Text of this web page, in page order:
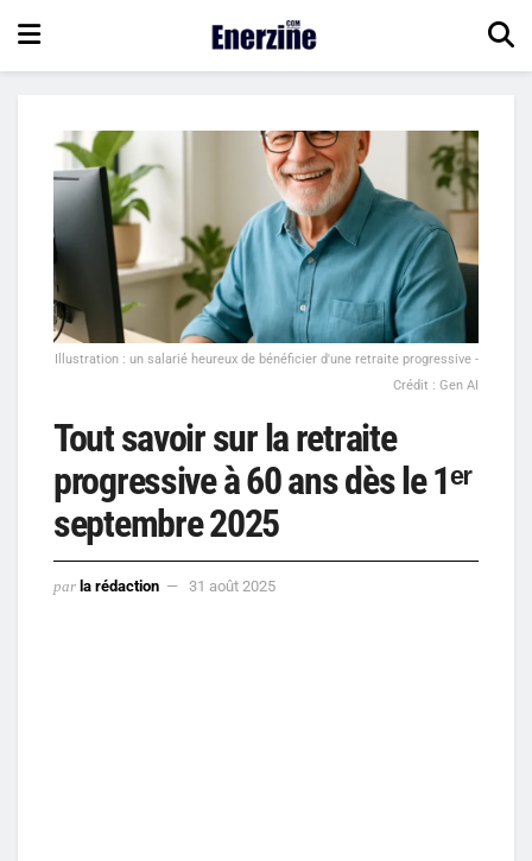
Illustration : un salarié heureux de bénéficier d'une retraite progressive -
Crédit : Gen AI
Tout savoir sur la retraite
progressive à 60 ans dès le 1ᵉʳ
septembre 2025
par la rédaction 31 août 2025